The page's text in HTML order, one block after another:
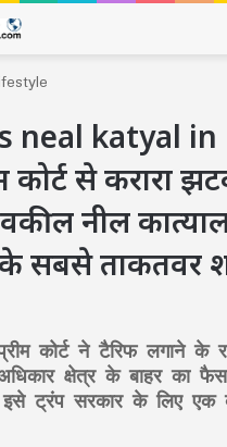
neal katyal in
कोर्ट से करारा
नील
के सबसे ताकतवर
कोर्ट ने टैरिफ लगाने के
क्षेत्र के बाहर का
ट्रंप सरकार के लिए एक